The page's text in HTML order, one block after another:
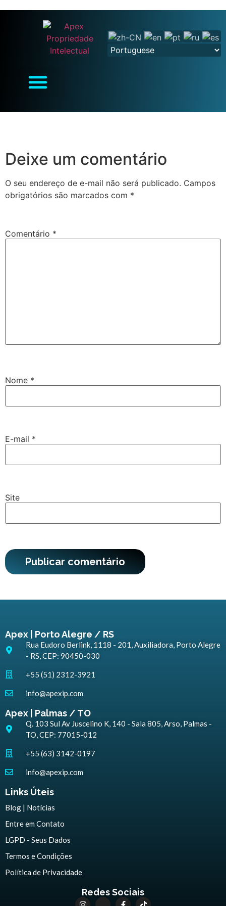
Deixe um comentário
O seu endereço de e-mail não será publicado. Campos
obrigatórios são marcados com *
Comentário *
Nome *
E-mail *
Site
Apex | Porto Alegre / RS
Rua Eudoro Berlink, 1118 - 201, Auxiliadora, Porto Alegre
- RS, CEP: 90450-030
+55 (51) 2312-3921
info@apexip.com
Apex | Palmas / TO
Q. 103 Sul Av Juscelino K, 140 - Sala 805, Arso, Palmas -
TO, CEP: 77015-012
+55 (63) 3142-0197
info@apexip.com
Links Úteis
Blog | Notícias
Entre em Contato
LGPD - Seus Dados
Termos e Condições
Política de Privacidade
Redes Sociais